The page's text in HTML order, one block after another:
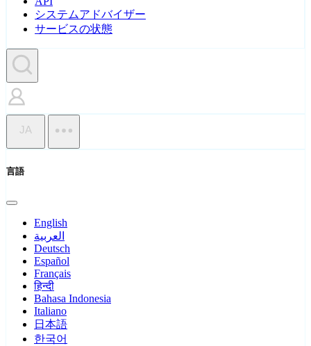
システムアドバイザー
サービスの状態
JA
言語
English
العربية
Deutsch
Español
Français
हिन्दी
Bahasa Indonesia
Italiano
日本語
한국어